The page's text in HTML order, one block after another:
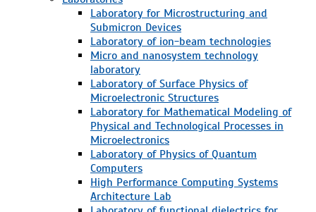
Laboratory for Microstructuring and
Submicron Devices
Laboratory of ion-beam technologies
Micro and nanosystem technology
laboratory
Laboratory of Surface Physics of
Microelectronic Structures
Laboratory for Mathematical Modeling of
Physical and Technological Processes in
Microelectronics
Laboratory of Physics of Quantum
Computers
High Performance Computing Systems
Architecture Lab